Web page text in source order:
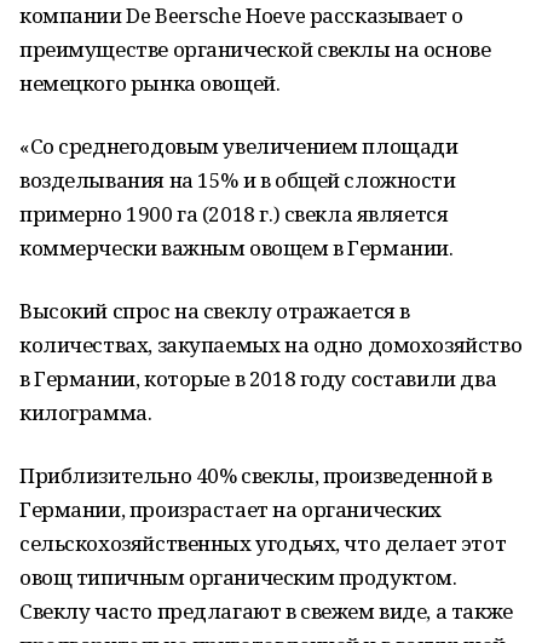
компании De Beersche Hoeve рассказывает о
преимуществе органической свеклы на основе
немецкого рынка овощей.
«Со среднегодовым увеличением площади
возделывания на 15% и в общей сложности
примерно 1900 га (2018 г.) свекла является
коммерчески важным овощем в Германии.
Высокий спрос на свеклу отражается в
количествах, закупаемых на одно домохозяйство
в Германии, которые в 2018 году составили два
килограмма.
Приблизительно 40% свеклы, произведенной в
Германии, произрастает на органических
сельскохозяйственных угодьях, что делает этот
овощ типичным органическим продуктом.
Свеклу часто предлагают в свежем виде, а также